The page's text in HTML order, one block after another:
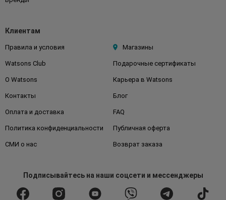
Клиентам
Правила и условия Магазины
Watsons Club Подарочные сертификаты
О Watsons Карьера в Watsons
Контакты Блог
Оплата и доставка FAQ
Политика конфиденциальности Публичная оферта
СМИ о нас Возврат заказа
Подписывайтесьна наши соцсети и мессенджеры